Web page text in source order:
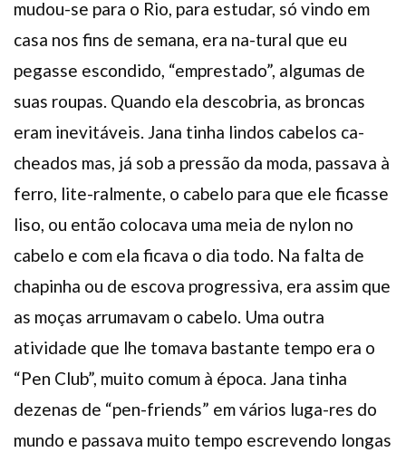
mudou-se para o Rio, para estudar, só vindo em
casa nos fins de semana, era na-tural que eu
pegasse escondido, “emprestado”, algumas de
suas roupas. Quando ela descobria, as broncas
eram inevitáveis. Jana tinha lindos cabelos ca-
cheados mas, já sob a pressão da moda, passava à
ferro, lite-ralmente, o cabelo para que ele ficasse
liso, ou então colocava uma meia de nylon no
cabelo e com ela ficava o dia todo. Na falta de
chapinha ou de escova progressiva, era assim que
as moças arrumavam o cabelo. Uma outra
atividade que lhe tomava bastante tempo era o
“Pen Club”, muito comum à época. Jana tinha
dezenas de “pen-friends” em vários luga-res do
mundo e passava muito tempo escrevendo longas